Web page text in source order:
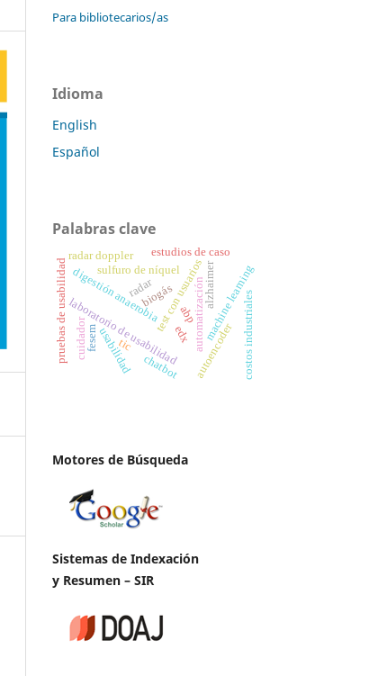
Para bibliotecarios/as
Idioma
English
Español
Palabras clave
laboratorio de usabilidad
pruebas de usabilidad test con usuarios
usabilidad
digestión anaerobia automatización
biogás
autoencoder
machine learning
abp
estudios de caso
costos industriales
sulfuro de níquel
fesem edx
chatbot
alzhaimer
cuidador tic
radar
radar doppler
Motores de Búsqueda
Sistemas de Indexación
y Resumen – SIR